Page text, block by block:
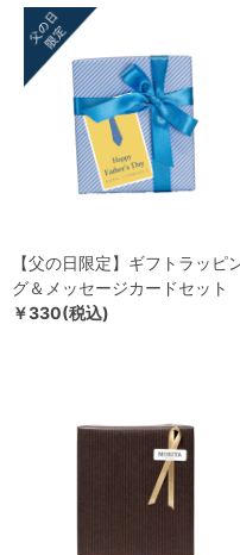
【父の日限定】ギフトラッピ
グ＆メッセージカードセット
￥330(税込)